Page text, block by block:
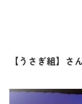
【うさぎ組】